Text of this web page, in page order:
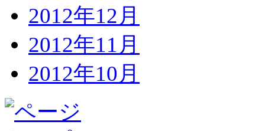
2012年12月
2012年11月
2012年10月